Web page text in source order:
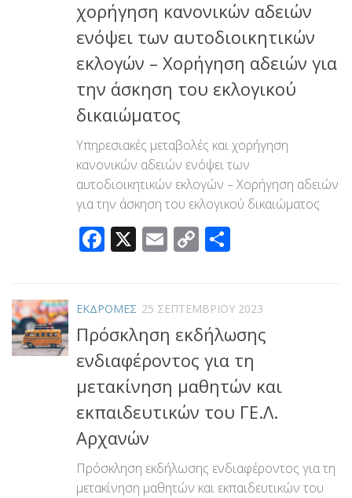
χορήγηση κανονικών αδειών
ενόψει των αυτοδιοικητικών
εκλογών – Χορήγηση αδειών για
την άσκηση του εκλογικού
δικαιώματος
Υπηρεσιακές μεταβολές και χορήγηση
κανονικών αδειών ενόψει των
αυτοδιοικητικών εκλογών – Χορήγηση αδειών
για την άσκηση του εκλογικού δικαιώματος
Facebook
X Email
Copy
ΕΚΔΡΟΜΕΣ 25 ΣΕΠΤΕΜΒΡΊΟΥ 2023
Πρόσκληση εκδήλωσης
ενδιαφέροντος για τη
μετακίνηση μαθητών και
εκπαιδευτικών του ΓΕ.Λ.
Αρχανών
Πρόσκληση εκδήλωσης ενδιαφέροντος για τη
μετακίνηση μαθητών και εκπαιδευτικών του